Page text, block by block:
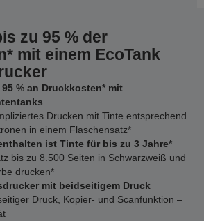
zu 95 % der
mit einem EcoTank
% an Druckkosten* mit
Drucken mit Tinte entsprechend
in einem Flaschensatz*
ist Tinte für bis zu 3 Jahre*
bis zu 8.500 Seiten in Schwarzweiß und
drucken*
mit beidseitigem Druck
Druck, Kopier- und Scanfunktion –